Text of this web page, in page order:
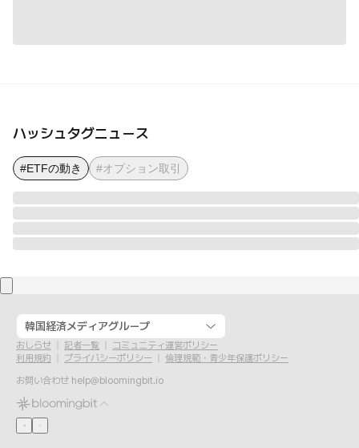
ハッシュタグニュース
#ETFの動き #オプション取引
韓国経済メディアグループ
おしらせ 記者一覧
コミュニティ運営ポリシー
利用規約
プライバシーポリシー
倫理規範・青少年保護ポリシー
お問い合わせ help@bloomingbit.io